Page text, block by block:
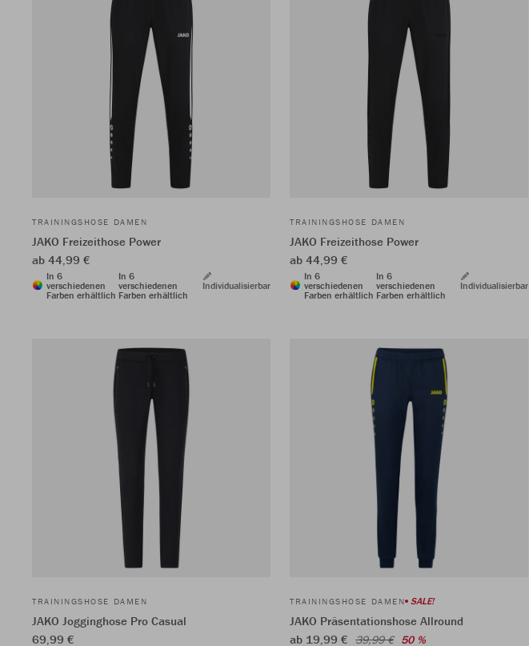
TRAININGSHOSE DAMEN
JAKO Freizeithose Power
ab 44,99 €
In 6
verschiedenen
Farben erhältlich
In 6
verschiedenen
Farben erhältlich
Individualisierbar
TRAININGSHOSE DAMEN
JAKO Freizeithose Power
ab 44,99 €
In 6
verschiedenen
Farben erhältlich
In 6
verschiedenen
Farben erhältlich
Individualisierbar
TRAININGSHOSE DAMEN
JAKO Jogginghose Pro Casual
69,99 €
TRAININGSHOSE DAMEN SALE!
JAKO Präsentationshose Allround
ab 19,99 € 39,99 € 50 %